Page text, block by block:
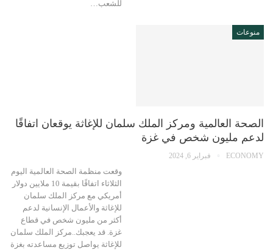
للشعب…
منوعات
الصحة العالمية ومركز الملك سلمان للإغاثة يوقعان اتفاقًا
لدعم مليون شخص في غزة
ECONOMY فبراير 6, 2024
وقعت منظمة الصحة العالمية اليوم
الثلاثاء اتفاقًا بقيمة 10 ملايين دولار
أمريكي مع مركز الملك سلمان
للإغاثة والأعمال الإنسانية لدعم
أكثر من مليون شخص في قطاع
غزة. قد يعجبك..مركز الملك سلمان
للإغاثة يواصل توزيع مساعدته بغزة